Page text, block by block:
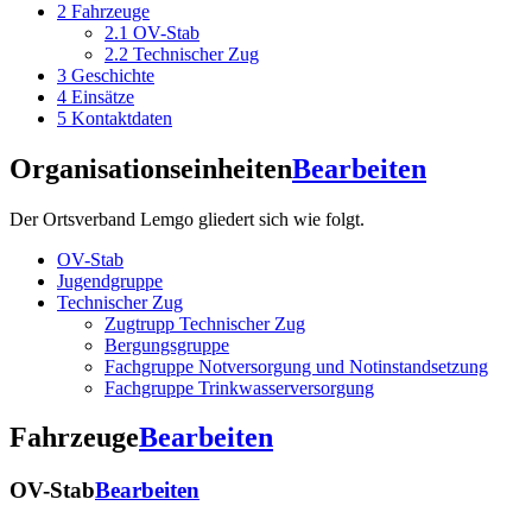
2 Fahrzeuge
2.1 OV-Stab
2.2 Technischer Zug
3 Geschichte
4 Einsätze
5 Kontaktdaten
OrganisationseinheitenBearbeiten
Der Ortsverband Lemgo gliedert sich wie folgt.
OV-Stab
Jugendgruppe
Technischer Zug
Zugtrupp Technischer Zug
Bergungsgruppe
Fachgruppe Notversorgung und Notinstandsetzung
Fachgruppe Trinkwasserversorgung
FahrzeugeBearbeiten
OV-StabBearbeiten